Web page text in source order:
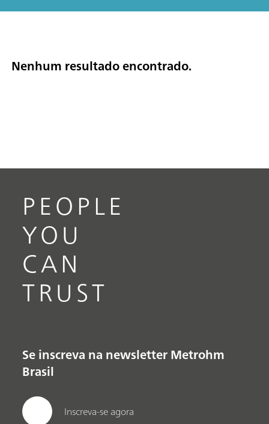
Nenhum resultado encontrado.
PEOPLE
YOU
CAN
TRUST
Se inscreva na newsletter Metrohm
Brasil
Inscreva-se agora